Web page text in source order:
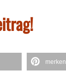
merken